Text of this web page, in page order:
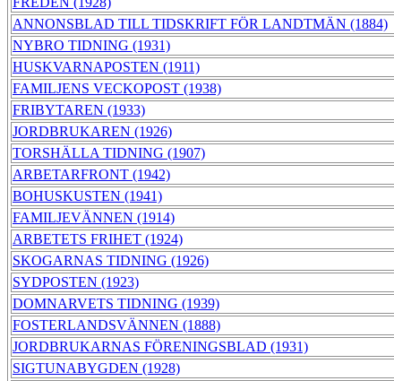
ANNONSBLAD TILL TIDSKRIFT FÖR LANDTMÄN (1884)
NYBRO TIDNING (1931)
HUSKVARNAPOSTEN (1911)
FAMILJENS VECKOPOST (1938)
FRIBYTAREN (1933)
JORDBRUKAREN (1926)
TORSHÄLLA TIDNING (1907)
ARBETARFRONT (1942)
BOHUSKUSTEN (1941)
FAMILJEVÄNNEN (1914)
ARBETETS FRIHET (1924)
SKOGARNAS TIDNING (1926)
SYDPOSTEN (1923)
DOMNARVETS TIDNING (1939)
FOSTERLANDSVÄNNEN (1888)
JORDBRUKARNAS FÖRENINGSBLAD (1931)
SIGTUNABYGDEN (1928)